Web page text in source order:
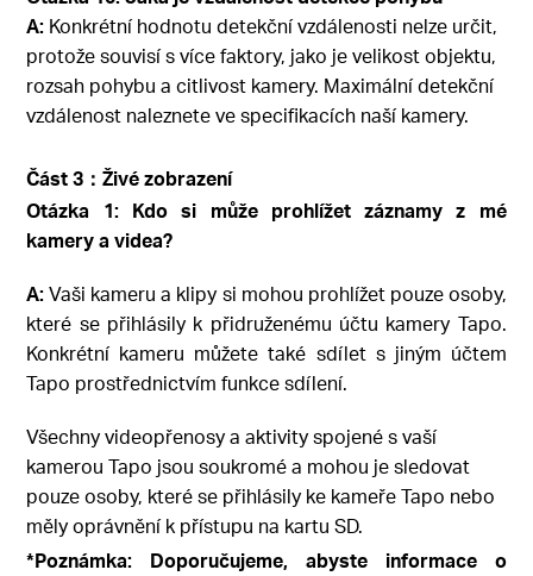
A: Konkrétní hodnotu detekční vzdálenosti nelze určit,
protože souvisí s více faktory, jako je velikost objektu,
rozsah pohybu a citlivost kamery. Maximální detekční
vzdálenost naleznete ve specifikacích naší kamery.
Část 3：Živé zobrazení
Otázka 1: Kdo si může prohlížet záznamy z mé
kamery a videa?
A:Vaši kameru a klipy si mohou prohlížet pouze osoby,
které se přihlásily k přidruženému účtu kamery Tapo.
Konkrétní kameru můžete také sdílet s jiným účtem
Tapo prostřednictvím funkce sdílení.
Všechny videopřenosy a aktivity spojené s vaší
kamerou Tapo jsou soukromé a mohou je sledovat
pouze osoby, které se přihlásily ke kameře Tapo nebo
měly oprávnění k přístupu na kartu SD.
*Poznámka: Doporučujeme, abyste informace o